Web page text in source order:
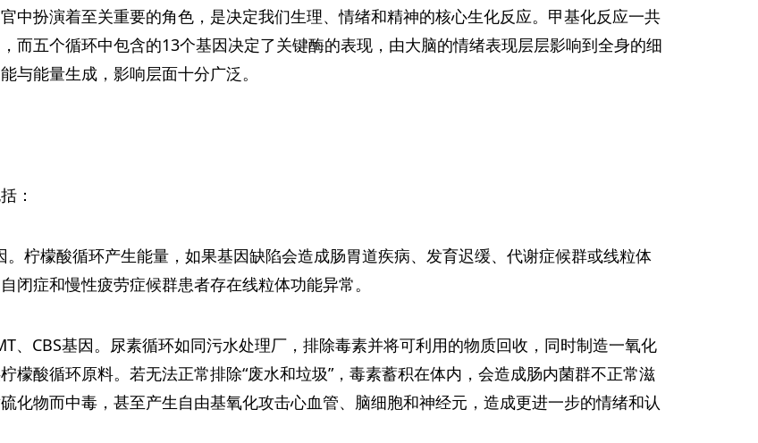
中扮演着至关重要的角色，是决定我们生理、情绪和精神的核心生化反应。甲基化反应一共
而五个循环中包含的13个基因决定了关键酶的表现，由大脑的情绪表现层层影响到全身的细
与能量生成，影响层面十分广泛。
：
。柠檬酸循环产生能量，如果基因缺陷会造成肠胃道疾病、发育迟缓、代谢症候群或线粒体
闭症和慢性疲劳症候群患者存在线粒体功能异常。
、CBS基因。尿素循环如同污水处理厂，排除毒素并将可利用的物质回收，同时制造一氧化
檬酸循环原料。若无法正常排除“废水和垃圾”，毒素蓄积在体内，会造成肠内菌群不正常滋
化物而中毒，甚至产生自由基氧化攻击心血管、脑细胞和神经元，造成更进一步的情绪和认